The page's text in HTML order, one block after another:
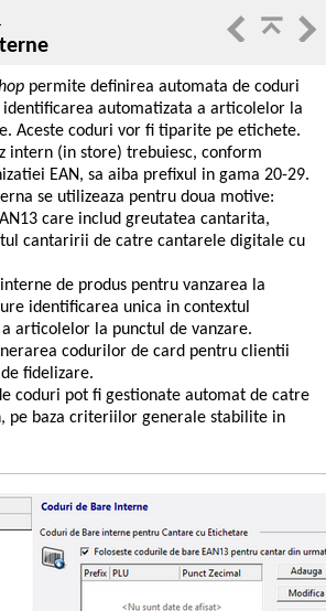
permite definirea automata de coduri
identificarea automatizata a articolelor la
Aceste coduri vor fi tiparite pe etichete.
intern (in store) trebuiesc, conform
EAN, sa aiba prefixul in gama 20-29.
se utilizeaza pentru doua motive:
care includ greutatea cantarita,
cantaririi de catre cantarele digitale cu
de produs pentru vanzarea la
identificarea unica in contextul
articolelor la punctul de vanzare.
codurilor de card pentru clientii
fidelizare.
coduri pot fi gestionate automat de catre
pe baza criteriilor generale stabilite in